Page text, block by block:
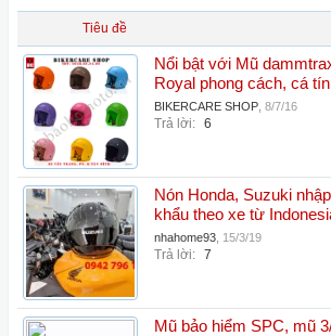
Tiêu đề
Nổi bật với Mũ
Royal phong cách, cá
BIKERCARE SHOP 8/7/16
Trả lời: 6
Nón Honda, Suzuki nhập
khẩu theo xe từ
nhahome93 15/3/19
Trả lời: 7
Mũ bảo hiểm SPC, mũ